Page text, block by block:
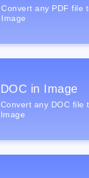
Convert any PDF file
Image
DOC in Image
Convert any DOC file
Image